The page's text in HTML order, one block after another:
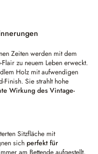
Zeiten werden mit dem
zu neuem Leben erweckt.
Holz mit aufwendigen
Finish. Sie strahlt hohe
Wirkung des Vintage-
Sitzfläche mit
sich perfekt für
am Bettende aufgestellt,